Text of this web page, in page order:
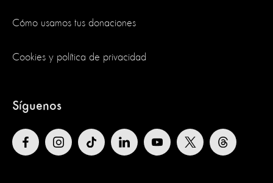
Cómo usamos tus donaciones
Cookies y política de privacidad
Síguenos